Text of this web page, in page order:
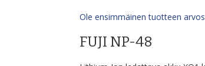
Ole ensimmäinen tuotteen
FUJI NP-48